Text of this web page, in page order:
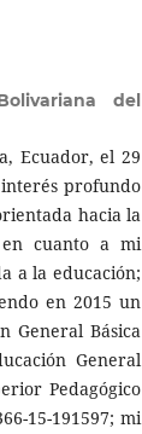
del
Ecuador, el 29
profundo
hacia la
en cuanto a mi
a la educación;
en 2015 un
General Básica
General
Pedagógico
15-191597; mi